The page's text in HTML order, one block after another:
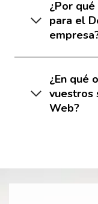
¿Por
para el
¿En qué
vuestros
Web?